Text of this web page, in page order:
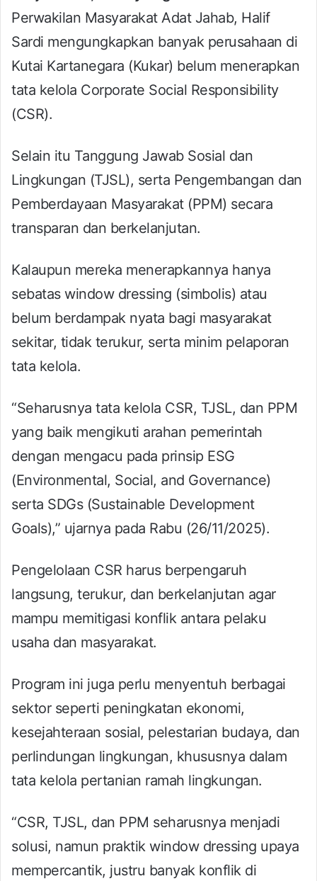
Perwakilan Masyarakat Adat Jahab, Halif
Sardi mengungkapkan banyak perusahaan di
Kutai Kartanegara (Kukar) belum menerapkan
tata kelola Corporate Social Responsibility
(CSR).
Selain itu Tanggung Jawab Sosial dan
Lingkungan (TJSL), serta Pengembangan dan
Pemberdayaan Masyarakat (PPM) secara
transparan dan berkelanjutan.
Kalaupun mereka menerapkannya hanya
sebatas window dressing (simbolis) atau
belum berdampak nyata bagi masyarakat
sekitar, tidak terukur, serta minim pelaporan
tata kelola.
“Seharusnya tata kelola CSR, TJSL, dan PPM
yang baik mengikuti arahan pemerintah
dengan mengacu pada prinsip ESG
(Environmental, Social, and Governance)
serta SDGs (Sustainable Development
Goals),” ujarnya pada Rabu (26/11/2025).
Pengelolaan CSR harus berpengaruh
langsung, terukur, dan berkelanjutan agar
mampu memitigasi konflik antara pelaku
usaha dan masyarakat.
Program ini juga perlu menyentuh berbagai
sektor seperti peningkatan ekonomi,
kesejahteraan sosial, pelestarian budaya, dan
perlindungan lingkungan, khususnya dalam
tata kelola pertanian ramah lingkungan.
“CSR, TJSL, dan PPM seharusnya menjadi
solusi, namun praktik window dressing upaya
mempercantik, justru banyak konflik di